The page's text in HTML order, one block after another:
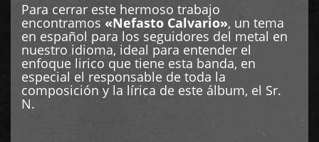
Para cerrar este hermoso trabajo
encontramos «Nefasto Calvario», un tema
en español para los seguidores del metal en
nuestro idioma, ideal para entender el
enfoque lirico que tiene esta banda, en
especial el responsable de toda la
composición y la lírica de este álbum, el Sr.
N.